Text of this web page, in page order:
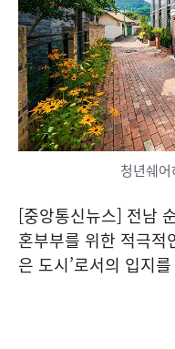
청년쉐
[중앙통신뉴스] 전남
혼부부를 위한 적극적
은 도시’로서의 입지